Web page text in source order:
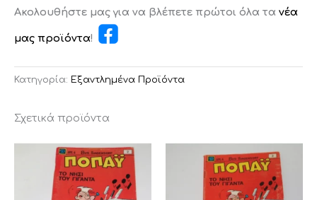
Ακολουθήστε μας για να βλέπετε πρώτοι όλα τα νέα
μας προϊόντα!
Κατηγορία: Εξαντλημένα Προϊόντα
Σχετικά προϊόντα